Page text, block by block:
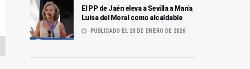
El PP de Jaén eleva a Sevilla a María
Luisa del Moral como alcaldable
PUBLICADO EL 20 DE ENERO DE 2026